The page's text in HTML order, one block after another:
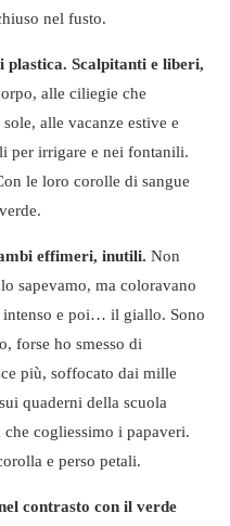
nel fusto.
plastica. Scalpitanti e liberi,
alle ciliegie che
alle vacanze estive e
per irrigare e nei fontanili.
le loro corolle di sangue
effimeri, inutili. Non
sapevamo, ma coloravano
intenso e poi… il giallo. Sono
forse ho smesso di
più, soffocato dai mille
quaderni della scuola
cogliessimo i papaveri.
e perso petali.
contrasto con il verde